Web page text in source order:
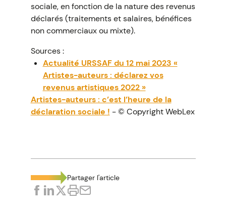
sociale, en fonction de la nature des revenus
déclarés (traitements et salaires, bénéfices
non commerciaux ou mixte).
Sources :
Actualité URSSAF du 12 mai 2023 «
Artistes-auteurs : déclarez vos
revenus artistiques 2022 »
Artistes-auteurs : c’est l’heure de la
déclaration sociale ! - © Copyright WebLex
Partager l'article